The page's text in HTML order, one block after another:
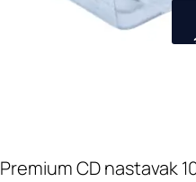
Premium CD nastavak